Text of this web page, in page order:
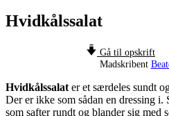
Hvidkålssalat
Gå til opskrift
Madskribent
Hvidkålssalat er et særdeles sundt
Der er ikke som sådan en dressing i.
som safter rundt og blander sig med